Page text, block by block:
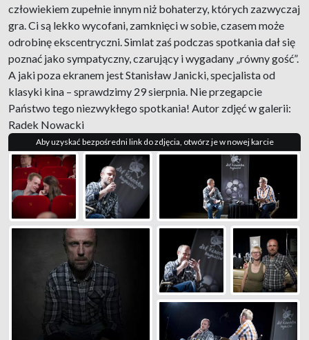
człowiekiem zupełnie innym niż bohaterzy, których zazwyczaj
gra. Ci są lekko wycofani, zamknięci w sobie, czasem może
odrobinę ekscentryczni. Simlat zaś podczas spotkania dał się
poznać jako sympatyczny, czarujący i wygadany „równy gość”.
A jaki poza ekranem jest Stanisław Janicki, specjalista od
klasyki kina – sprawdzimy 29 sierpnia. Nie przegapcie
Państwo tego niezwykłego spotkania! Autor zdjęć w galerii:
Radek Nowacki
Aby uzyskać bezpośredni link do zdjęcia, otwórz je w nowej karcie